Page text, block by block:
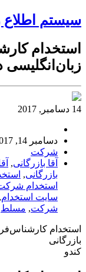
سیستم
استخدام
14 دسامبر, 2017
دسامبر 14, 2017
شرکت
آقا بازرگانی,
بازرگانی,
استخدام
سایت استخدام,
شرکت, مسلط
استخدام
بازرگانی
کندو